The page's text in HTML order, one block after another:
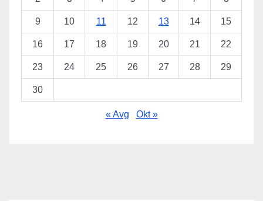
9 10 11 12 13 14 15
16 17 18 19 20 21 22
23 24 25 26 27 28 29
30
« Avg Okt »